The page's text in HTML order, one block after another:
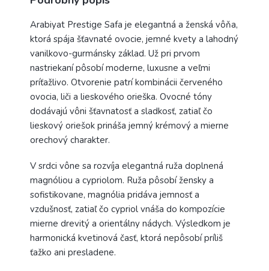
Arabiyat Prestige Safa je elegantná a ženská vôňa,
ktorá spája šťavnaté ovocie, jemné kvety a lahodný
vanilkovo-gurmánsky základ. Už pri prvom
nastriekaní pôsobí moderne, luxusne a veľmi
príťažlivo. Otvorenie patrí kombinácii červeného
ovocia, liči a lieskového orieška. Ovocné tóny
dodávajú vôni šťavnatosť a sladkosť, zatiaľ čo
lieskový oriešok prináša jemný krémový a mierne
orechový charakter.
V srdci vône sa rozvíja elegantná ruža doplnená
magnóliou a cypriolom. Ruža pôsobí žensky a
sofistikovane, magnólia pridáva jemnosť a
vzdušnosť, zatiaľ čo cypriol vnáša do kompozície
mierne drevitý a orientálny nádych. Výsledkom je
harmonická kvetinová časť, ktorá nepôsobí príliš
ťažko ani presladene.